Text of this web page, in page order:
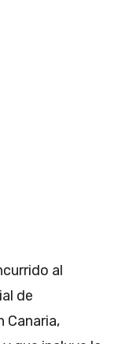
al
de
Canaria,